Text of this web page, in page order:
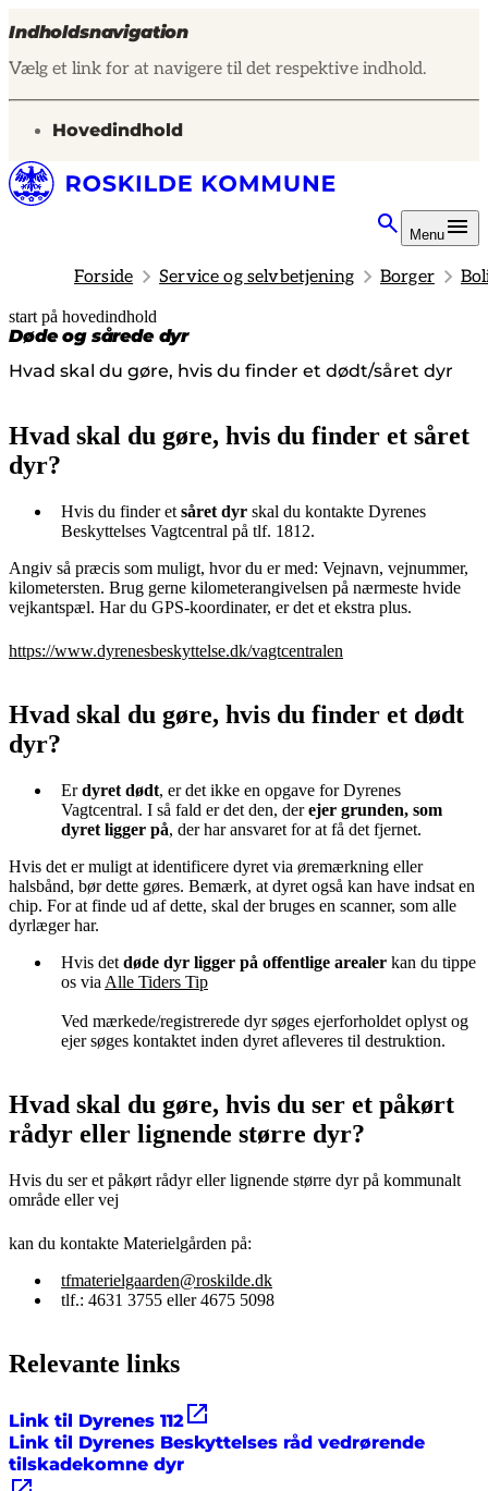
Indholdsnavigation
Vælg et link for at navigere til det respektive indhold.
gå til
Hovedindhold
Menu
Forside Service og selvbetjening Borger
start på hovedindhold
Døde og sårede dyr
Hvad skal du gøre, hvis du finder et dødt/såret dyr
senest opdateret 24. februar 2026
Hvad skal du gøre, hvis du finder et såret
dyr?
Hvis du finder et såret dyr skal du kontakte Dyrenes
Beskyttelses Vagtcentral på tlf. 1812.
Angiv så præcis som muligt, hvor du er med: Vejnavn, vejnummer,
kilometersten. Brug gerne kilometerangivelsen på nærmeste hvide
vejkantspæl. Har du GPS-koordinater, er det et ekstra plus.
https://www.dyrenesbeskyttelse.dk/vagtcentralen
Hvad skal du gøre, hvis du finder et dødt
dyr?
Erdyret dødt, er det ikke en opgave for Dyrenes
Vagtcentral. I så fald er det den, derejer grunden, som
dyret ligger på, der har ansvaret for at få det fjernet.
Hvis det er muligt at identificere dyret via øremærkning eller
halsbånd, bør dette gøres. Bemærk, at dyret også kan have indsat en
chip. For at finde ud af dette, skal der bruges en scanner, som alle
dyrlæger har.
Hvis det døde dyr ligger på offentlige arealer kan du tippe
os via Alle Tiders Tip
Ved mærkede/registrerede dyr søges ejerforholdet oplyst og
ejer søges kontaktet inden dyret afleveres til destruktion.
Hvad skal du gøre, hvis du ser et påkørt
rådyr eller lignende større dyr?
Hvis du ser et påkørt rådyr eller lignende større dyr på kommunalt
område eller vej
kan du kontakte Materielgården på:
tfmaterielgaarden@roskilde.dk
tlf.: 4631 3755 eller 4675 5098
Relevante links
Link til Dyrenes 112
Link til Dyrenes Beskyttelses råd vedrørende
tilskadekomne dyr